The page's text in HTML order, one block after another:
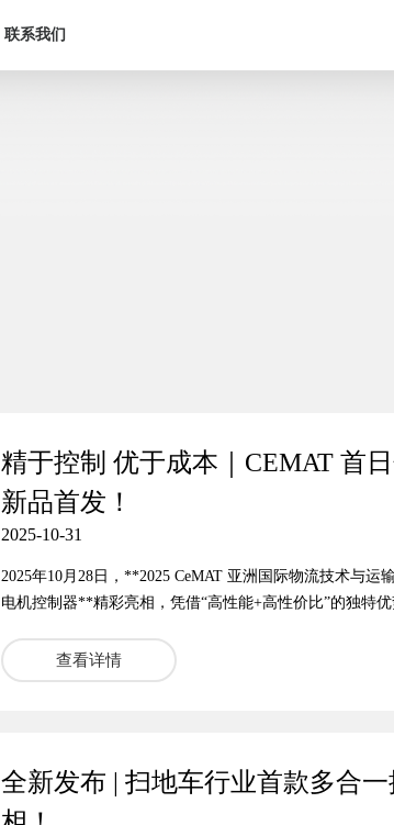
联系我们
精于控制 优于成本｜CEMAT 首
新品首发！
2025-10-31
2025年10月28日，**2025 CeMAT 亚洲国际物流技术与
电机控制器**精彩亮相，凭借“高性能+高性价比”的独特
续深耕集成化电控的厂商之一，大能科技从 A2P 系列的
始终以 “解决行业痛点” 为核心。此次发布的 DW 系列，
查看详情
全新发布 | 扫地车行业首款多合